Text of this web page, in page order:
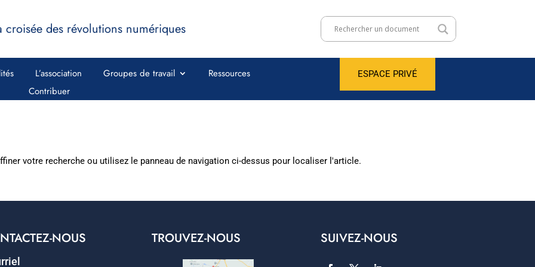
croisée des révolutions numériques
L’association Groupes de travail
Ressources
Contribuer
ESPACE PRIVÉ
votre recherche ou utilisez le panneau de navigation ci-dessus pour localiser l'article.
NOUS TROUVEZ-NOUS SUIVEZ-NOUS